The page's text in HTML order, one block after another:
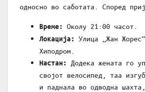
односно во саботата. Според
Време: Околу 21:00 часот.
Локација: Улица „Жан
Хиподром.
Настан:
Додека жената го
својот велосипед, таа
и паднала во одводна